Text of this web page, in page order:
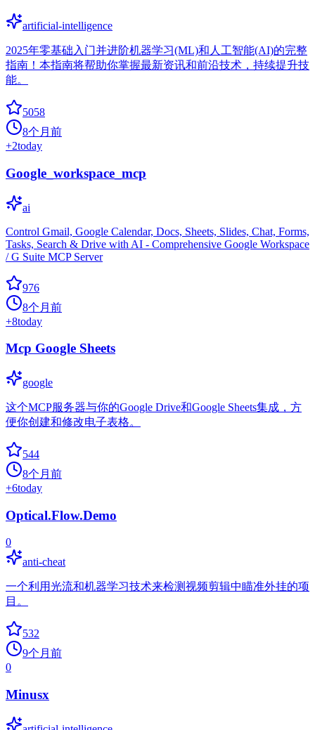
artificial-intelligence
2025年零基础入门并进阶机器学习(ML)和人工智能(AI)的完整
指南！本指南将帮助你掌握最新资讯和前沿技术，持续提升技
能。
5058
8个月前
+2today
Google_workspace_mcp
ai
Control Gmail, Google Calendar, Docs, Sheets, Slides, Chat, Forms,
Tasks, Search & Drive with AI - Comprehensive Google Workspace
/ G Suite MCP Server
976
8个月前
+8today
Mcp Google Sheets
google
这个MCP服务器与你的Google Drive和Google Sheets集成，方
便你创建和修改电子表格。
544
8个月前
+6today
Optical.Flow.Demo
0
anti-cheat
一个利用光流和机器学习技术来检测视频剪辑中瞄准外挂的项
目。
532
9个月前
0
Minusx